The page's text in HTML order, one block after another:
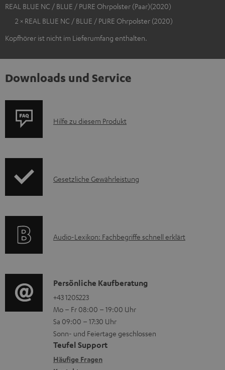
REAL BLUE NC / BLUE / PURE Ohrpolster (Paar)(2020)
2 × REAL BLUE NC / BLUE / PURE Ohrpolster (2020)
Kopfhörer ist nicht im Lieferumfang enthalten.
Downloads und Service
P
u
A
Hilfe zu diesem Produkt
I
r
t
i
o
n
e
n
Gesetzliche Gewährleistung
A
i
o
-
L
e
x
Audio-Lexikon: Fachbegriffe schnell erklärt
K
o
n
t
a
k
Persönliche Kaufberatung
+43 1205223
Mo – Fr 08:00 – 19:00 Uhr
Sa 09:00 – 17:30 Uhr
Sonn- und Feiertage geschlossen
Teufel Support
Häufige Fragen